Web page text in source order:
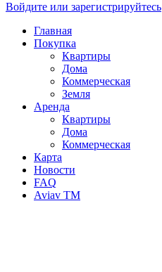
Войдите или зарегистрируйтесь
Главная
Покупка
Квартиры
Дома
Коммерческая
Земля
Аренда
Квартиры
Дома
Коммерческая
Карта
Новости
FAQ
Aviav TM